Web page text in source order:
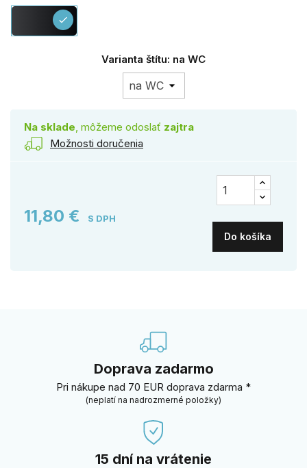
Čierna
check
Varianta štítu: na WC
Na sklade, môžeme odoslať zajtra
Možnosti doručenia
11,80 € S DPH
Do košíka
Doprava zadarmo
Pri nákupe nad 70 EUR doprava zdarma *
(neplatí na nadrozmerné položky)
15 dní na vrátenie